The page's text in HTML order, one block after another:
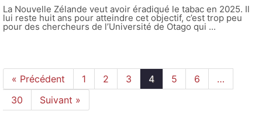
La Nouvelle Zélande veut avoir éradiqué le tabac en 2025. Il
lui reste huit ans pour atteindre cet objectif, c’est trop peu
pour des chercheurs de l’Université de Otago qui ...
« Précédent 1 2 3 4 5 6
…
30
Suivant »